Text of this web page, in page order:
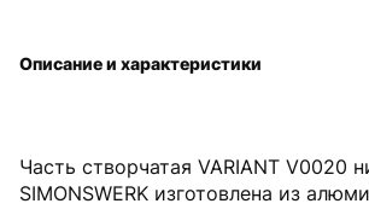
Часть створчатая VARIANT V0020
SIMONSWERK изготовлена из
Описание и характеристики